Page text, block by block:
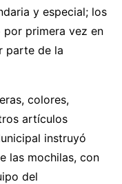
y especial; los
por primera vez en
parte de la
colores,
artículos
instruyó
las mochilas, con
del